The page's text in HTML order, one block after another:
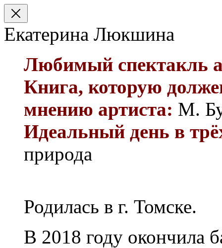
Екатерина Люкшина
Любимый спектакль
Книга, которую
мнению артиста: М.
Идеальный день в
природа
Родилась в г. Томске.
В 2018 году окончила